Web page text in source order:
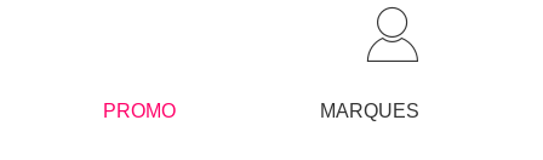
PROMO MARQUES